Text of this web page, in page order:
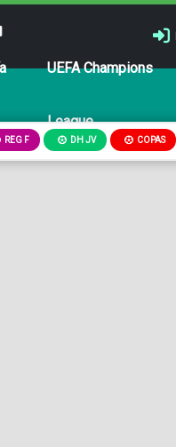
UEFA Champions
League
REG F DH JV COPAS